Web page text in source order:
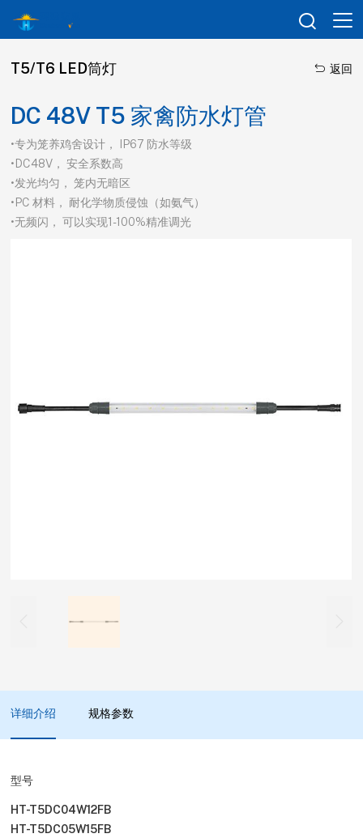

T5/T6 LED筒灯  返回
DC 48V T5 家禽防水灯管
•专为笼养鸡舍设计， IP67 防水等级
•DC48V， 安全系数高
•发光均匀， 笼内无暗区
•PC 材料， 耐化学物质侵蚀（如氨气）
•无频闪， 可以实现1-100%精准调光
详细介绍 规格参数
型号
HT-T5DC04W12FB
HT-T5DC05W15FB